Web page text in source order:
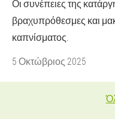
Οι συνέπειες της
βραχυπρόθεσμες και
καπνίσματος.
5 Οκτώβριος 2025